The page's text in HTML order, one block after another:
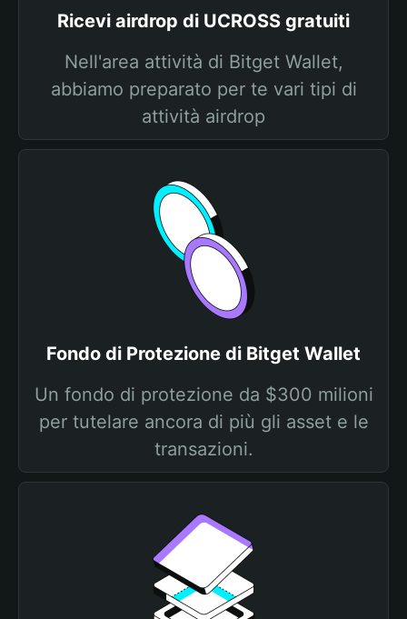
Ricevi airdrop di UCROSS gratuiti
Nell'area attività di Bitget Wallet,
abbiamo preparato per te vari tipi di
attività airdrop
Fondo di Protezione di Bitget Wallet
Un fondo di protezione da $300 milioni
per tutelare ancora di più gli asset e le
transazioni.